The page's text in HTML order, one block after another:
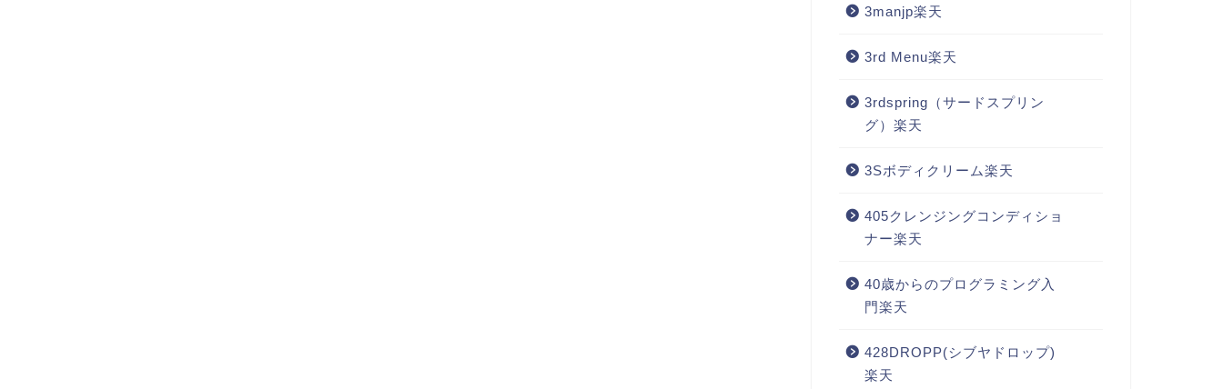
3manjp楽天
3rd Menu楽天
3rdspring（サードスプリン
グ）楽天
3Sボディクリーム楽天
405クレンジングコンディショ
ナー楽天
40歳からのプログラミング入
門楽天
428DROPP(シブヤドロップ)
楽天